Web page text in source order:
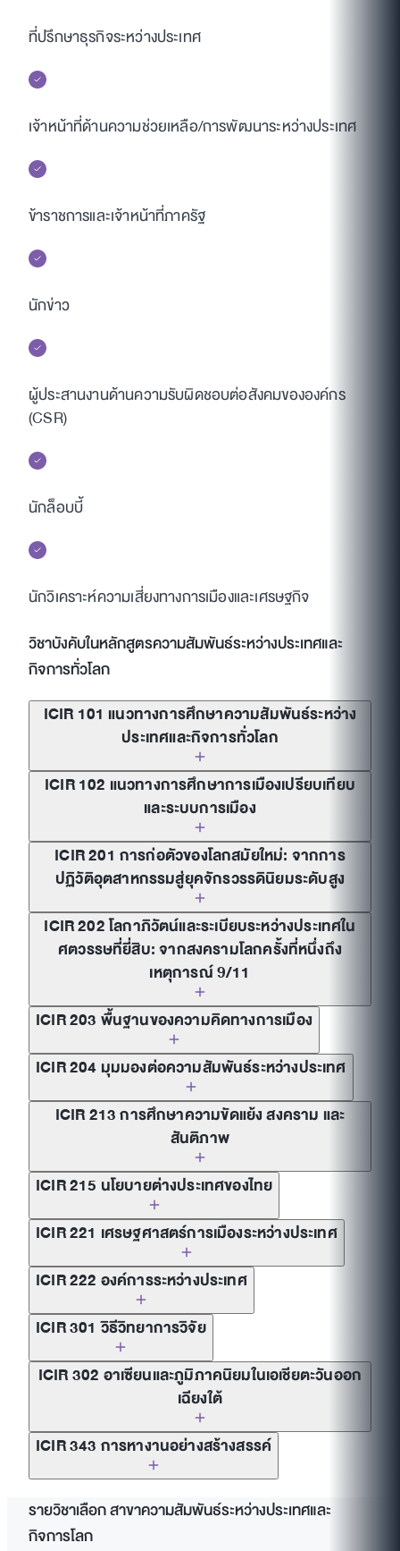
ที่ปรึกษาธุรกิจระหว่างประเทศ
เจ้าหน้าที่ด้านความช่วยเหลือ/การพัฒนาระหว่างประเทศ
ข้าราชการและเจ้าหน้าที่ภาครัฐ
นักข่าว
ผู้ประสานงานด้านความรับผิดชอบต่อสังคมขององค์กร
(CSR)
นักล็อบบี้
นักวิเคราะห์ความเสี่ยงทางการเมืองและเศรษฐกิจ
วิชาบังคับในหลักสูตรความสัมพันธ์ระหว่างประเทศและ
กิจการทั่วโลก
ICIR 101 แนวทางการศึกษาความสัมพันธ์ระหว่าง
ประเทศและกิจการทั่วโลก
ICIR 102 แนวทางการศึกษาการเมืองเปรียบเทียบ
และระบบการเมือง
ICIR 201 การก่อตัวของโลกสมัยใหม่: จากการ
ปฏิวัติอุตสาหกรรมสู่ยุคจักรวรรดินิยมระดับสูง
ICIR 202 โลกาภิวัตน์และระเบียบระหว่างประเทศใน
ศตวรรษที่ยี่สิบ: จากสงครามโลกครั้งที่หนึ่งถึง
เหตุการณ์ 9/11
ICIR 203 พื้นฐานของความคิดทางการเมือง
ICIR 204 มุมมองต่อความสัมพันธ์ระหว่างประเทศ
ICIR 213 การศึกษาความขัดแย้ง สงคราม และ
สันติภาพ
ICIR 215 นโยบายต่างประเทศของไทย
ICIR 221 เศรษฐศาสตร์การเมืองระหว่างประเทศ
ICIR 222 องค์การระหว่างประเทศ
ICIR 301 วิธีวิทยาการวิจัย
ICIR 302 อาเซียนและภูมิภาคนิยมในเอเชียตะวันออก
เฉียงใต้
ICIR 343 การหางานอย่างสร้างสรรค์
รายวิชาเลือก สาขาความสัมพันธ์ระหว่างประเทศและ
กิจการโลก